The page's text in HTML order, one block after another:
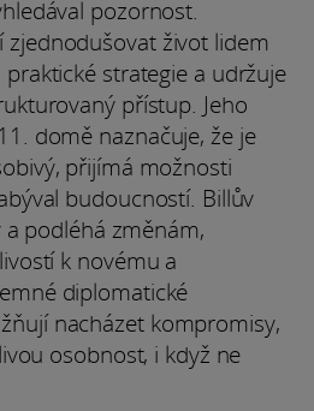
pozornost.
život lidem
strategie a udržuje
přístup. Jeho
domě naznačuje, že je
přijímá možnosti
budoucností. Billův
podléhá změnám,
k novému a
diplomatické
nacházet kompromisy,
osobnost, i když ne